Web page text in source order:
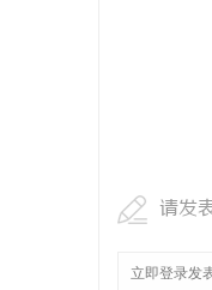
请发